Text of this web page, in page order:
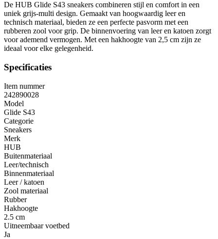
De HUB Glide S43 sneakers combineren stijl en comfort in een
uniek grijs-multi design. Gemaakt van hoogwaardig leer en
technisch materiaal, bieden ze een perfecte pasvorm met een
rubberen zool voor grip. De binnenvoering van leer en katoen zorgt
voor ademend vermogen. Met een hakhoogte van 2,5 cm zijn ze
ideaal voor elke gelegenheid.
Specificaties
Item nummer
242890028
Model
Glide S43
Categorie
Sneakers
Merk
HUB
Buitenmateriaal
Leer/technisch
Binnenmateriaal
Leer / katoen
Zool materiaal
Rubber
Hakhoogte
2.5 cm
Uitneembaar voetbed
Ja